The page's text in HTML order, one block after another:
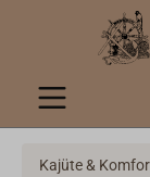
springen
Kajüte &